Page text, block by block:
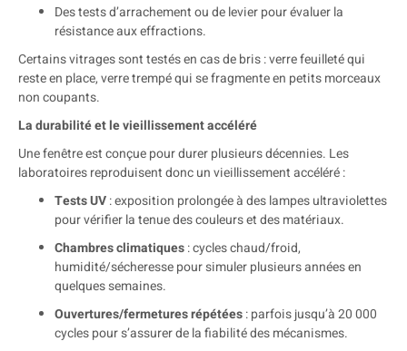
Des tests d’arrachement ou de levier pour évaluer la
résistance aux effractions.
Certains vitrages sont testés en cas de bris : verre feuilleté qui
reste en place, verre trempé qui se fragmente en petits morceaux
non coupants.
La durabilité et le vieillissement accéléré
Une fenêtre est conçue pour durer plusieurs décennies. Les
laboratoires reproduisent donc un vieillissement accéléré :
Tests UV: exposition prolongée à des lampes ultraviolettes
pour vérifier la tenue des couleurs et des matériaux.
Chambres climatiques: cycles chaud/froid,
humidité/sécheresse pour simuler plusieurs années en
quelques semaines.
Ouvertures/fermetures répétées: parfois jusqu’à 20 000
cycles pour s’assurer de la fiabilité des mécanismes.